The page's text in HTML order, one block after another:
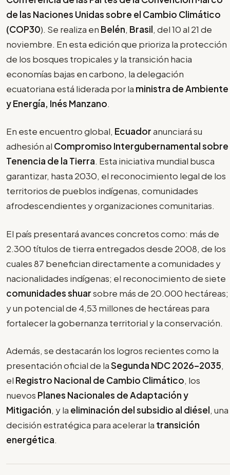
de las Naciones Unidas sobre el Cambio Climático
(COP30). Se realiza en Belén, Brasil, del 10 al 21 de
noviembre. En esta edición que prioriza la protección
de los bosques tropicales y la transición hacia
economías bajas en carbono, la delegación
ecuatoriana está liderada por la ministra de Ambiente
y Energía, Inés Manzano.
En este encuentro global, Ecuadoranunciará su
adhesión al Compromiso Intergubernamental sobre
Tenencia de la Tierra. Esta iniciativa mundial busca
garantizar, hasta 2030, el reconocimiento legal de los
territorios de pueblos indígenas, comunidades
afrodescendientes y organizaciones comunitarias.
El país presentará avances concretos como: más de
2.300 títulos de tierra entregados desde 2008, de los
cuales 87 benefician directamente a comunidades y
nacionalidades indígenas; el reconocimiento de siete
comunidades shuarsobre más de 20.000 hectáreas;
y un potencial de 4,53 millones de hectáreas para
fortalecer la gobernanza territorial y la conservación.
Además, se destacarán los logros recientes como la
presentación oficial de laSegunda NDC 2026–2035,
el Registro Nacional de Cambio Climático, los
nuevos Planes Nacionales de Adaptación y
Mitigación, y la eliminación del subsidio al diésel, una
decisión estratégica para acelerar la transición
energética.